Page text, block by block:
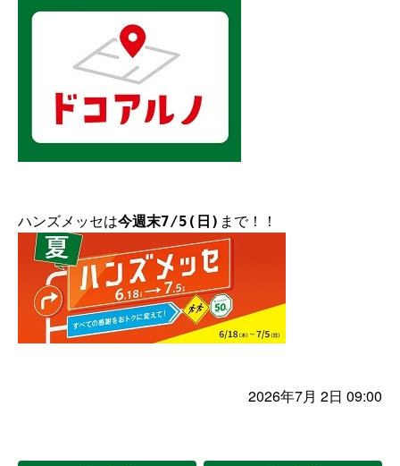
ハンズメッセは今週末7/5(日) まで！！
2026年7月 2日 09:00